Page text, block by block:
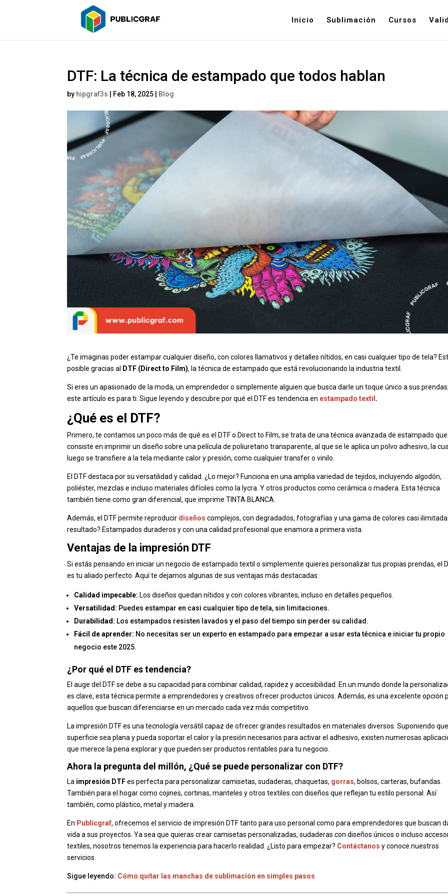
Inicio Sublimación Cursos
DTF: La técnica de estampado que todos hablan
by hipgraf3s Feb 18, 2025 Blog
¿Te imaginas poder estampar cualquier diseño, con colores llamativos y detalles nítidos, en casi cualquier tipo de tela?
posible gracias al
DTF (Direct to Film), la técnica de estampado que está revolucionando la industria textil.
Si eres un apasionado de la moda, un emprendedor o simplemente alguien que busca darle un toque único a sus prendas,
este artículo es para ti. Sigue leyendo y descubre por qué el DTF es tendencia en estampado textil .
¿Qué es el DTF?
Primero, te contamos un poco más de qué es el DTF o Direct to Film, se trata de una técnica avanzada de estampado que
consiste en imprimir un diseño sobre una película de poliuretano transparente, al que se le aplica un polvo adhesivo, la cual
luego se transfiere a la tela mediante calor y presión, como cualquier transfer o vinilo.
El DTF destaca por su versatilidad y calidad. ¿Lo mejor? Funciona en una amplia variedad de tejidos, incluyendo algodón,
poliéster, mezclas e incluso materiales difíciles como la lycra. Y otros productos como cerámica o madera. Esta técnica
también tiene como gran diferencial, que imprime TINTA BLANCA.
Además, el DTF permite reproducir diseños complejos, con degradados, fotografías y una gama de colores casi ilimitada.
resultado? Estampados duraderos y con una calidad profesional que enamora a primera vista.
Ventajas de la impresión DTF
Si estás pensando en iniciar un negocio de estampado textil o simplemente quieres personalizar tus propias prendas, el
es tu aliado perfecto. Aquí te dejamos algunas de sus ventajas más destacadas:
Calidad impecable: Los diseños quedan nítidos y con colores vibrantes, incluso en detalles pequeños.
Versatilidad: Puedes estampar en casi cualquier tipo de tela, sin limitaciones.
Durabilidad: Los estampados resisten lavados y el paso del tiempo sin perder su calidad.
Fácil de aprender: No necesitas ser un experto en estampado para empezar a usar esta técnica e iniciar tu propio
negocio este 2025.
¿Por qué el DTF es tendencia?
El auge del DTF se debe a su capacidad para combinar calidad, rapidez y accesibilidad. En un mundo donde la
es clave, esta técnica permite a emprendedores y creativos ofrecer productos únicos. Además, es una excelente opción
aquellos que buscan diferenciarse en un mercado cada vez más competitivo.
La impresión DTF es una tecnología versátil capaz de ofrecer grandes resultados en materiales diversos. Suponiendo
superficie sea plana y pueda soportar el calor y la presión necesarios para activar el adhesivo, existen numerosas
que merece la pena explorar y que pueden ser productos rentables para tu negocio.
Ahora la pregunta del millón, ¿Qué se puede personalizar con DTF?
La impresión DTFes perfecta para personalizar camisetas, sudaderas, chaquetas, gorras, bolsos, carteras, bufandas.
También para el hogar como cojines, cortinas, manteles y otros textiles con diseños que reflejan tu estilo personal. Así
también, como plástico, metal y madera.
En Publicgraf, ofrecemos el servicio de impresión DTF tanto para uso personal como para emprendedores que buscan
vida a sus proyectos. Ya sea que quieras crear camisetas personalizadas, sudaderas con diseños únicos o incluso
textiles, nosotros tenemos la experiencia para hacerlo realidad. ¿Listo para empezar? Contáctanos y conoce nuestros
servicios.
Sigue leyendo: Cómo quitar las manchas de sublimación en simples pasos